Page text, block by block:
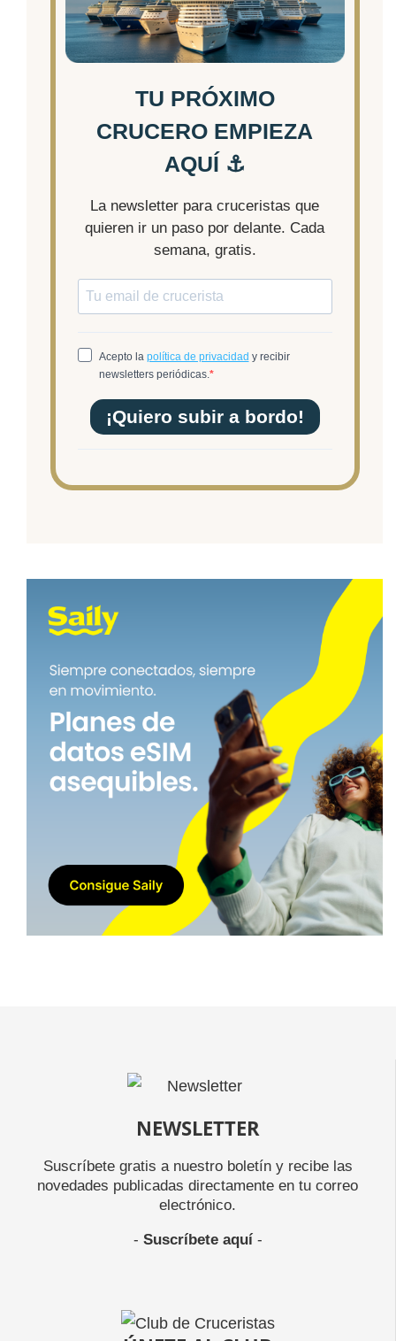
NEWSLETTER
Suscríbete gratis a nuestro boletín y recibe las
novedades publicadas directamente en tu correo
electrónico.
- Suscríbete aquí-